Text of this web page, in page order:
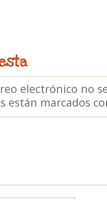
electrónico no
están marcados